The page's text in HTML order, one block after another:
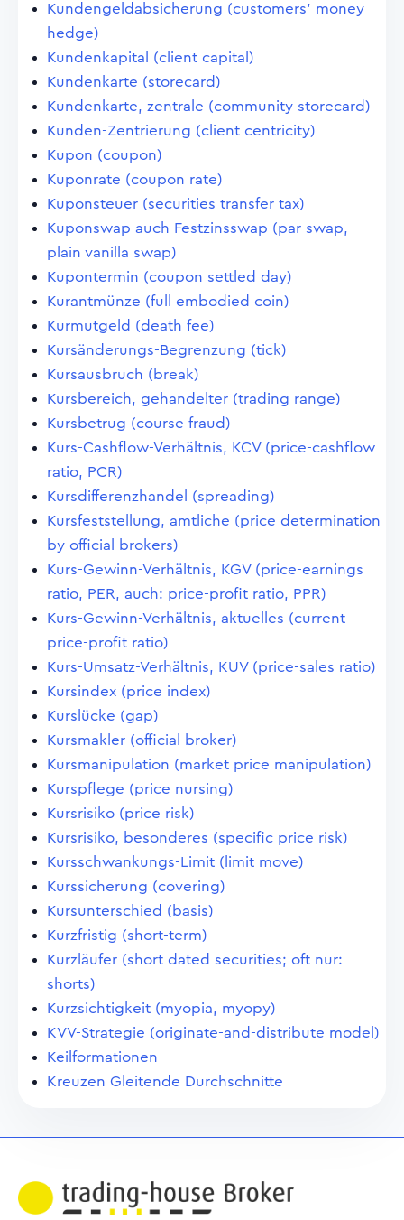
Kundengeldabsicherung (customers' money
hedge)
Kundenkapital (client capital)
Kundenkarte (storecard)
Kundenkarte, zentrale (community storecard)
Kunden-Zentrierung (client centricity)
Kupon (coupon)
Kuponrate (coupon rate)
Kuponsteuer (securities transfer tax)
Kuponswap auch Festzinsswap (par swap,
plain vanilla swap)
Kupontermin (coupon settled day)
Kurantmünze (full embodied coin)
Kurmutgeld (death fee)
Kursänderungs-Begrenzung (tick)
Kursausbruch (break)
Kursbereich, gehandelter (trading range)
Kursbetrug (course fraud)
Kurs-Cashflow-Verhältnis, KCV (price-cashflow
ratio, PCR)
Kursdifferenzhandel (spreading)
Kursfeststellung, amtliche (price determination
by official brokers)
Kurs-Gewinn-Verhältnis, KGV (price-earnings
ratio, PER, auch: price-profit ratio, PPR)
Kurs-Gewinn-Verhältnis, aktuelles (current
price-profit ratio)
Kurs-Umsatz-Verhältnis, KUV (price-sales ratio)
Kursindex (price index)
Kurslücke (gap)
Kursmakler (official broker)
Kursmanipulation (market price manipulation)
Kurspflege (price nursing)
Kursrisiko (price risk)
Kursrisiko, besonderes (specific price risk)
Kursschwankungs-Limit (limit move)
Kurssicherung (covering)
Kursunterschied (basis)
Kurzfristig (short-term)
Kurzläufer (short dated securities; oft nur:
shorts)
Kurzsichtigkeit (myopia, myopy)
KVV-Strategie (originate-and-distribute model)
Keilformationen
Kreuzen Gleitende Durchschnitte